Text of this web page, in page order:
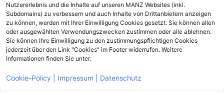
Nutzererlebnis und die Inhalte auf unseren MANZ Websites (inkl.
Subdomains) zu verbessern und auch Inhalte von Drittanbietern anzeigen
zu können, werden mit Ihrer Einwilligung Cookies gesetzt. Sie können allen
oder ausgewählten Verwendungszwecken zustimmen oder alle ablehnen.
Sie können Ihre Einwilligung zu den zustimmungspflichtigen Cookies
jederzeit über den Link "Cookies" im Footer widerrufen. Weitere
Informationen finden Sie unter:
Cookie-Policy | Impressum | Datenschutz